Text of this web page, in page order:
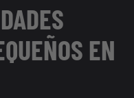
EN